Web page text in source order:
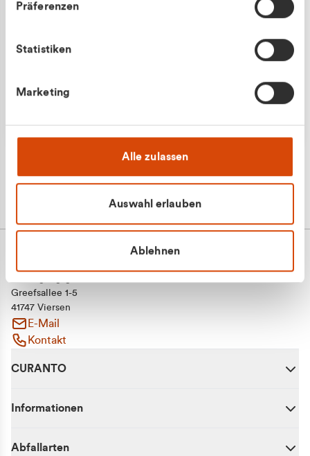
Präferenzen
Statistiken
Marketing
Alle zulassen
Auswahl erlauben
Ablehnen
Greefsallee 1-5
41747 Viersen
E-Mail
Kontakt
CURANTO
Informationen
Abfallarten